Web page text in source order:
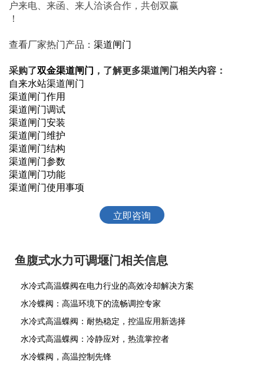
户来电、来函、来人洽谈合作，共创双赢
！
查看厂家热门产品： 渠道闸门
采购了双金渠道闸门 ，了解更多渠道闸门相关内容：
自来水站渠道闸门
渠道闸门作用
渠道闸门调试
渠道闸门安装
渠道闸门维护
渠道闸门结构
渠道闸门参数
渠道闸门功能
渠道闸门使用事项
立即咨询
鱼腹式水力可调堰门相关信息
水冷式高温蝶阀在电力行业的高效冷却解决方案
水冷蝶阀：高温环境下的流畅调控专家
水冷式高温蝶阀：耐热稳定，控温应用新选择
水冷式高温蝶阀：冷静应对，热流掌控者
水冷蝶阀，高温控制先锋